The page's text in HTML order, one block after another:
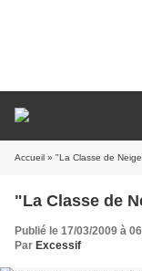
Accueil » "La Classe de
"La Classe de
Publié le 17/03/2009 à
Par Excessif